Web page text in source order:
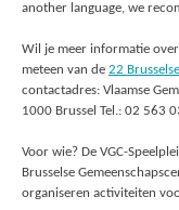
another language, we
Wil je meer informatie
meteen van de 22
contactadres: Vlaamse
1000 Brussel Tel.: 02 563
Voor wie? De VGC-
Brusselse
organiseren activiteiten